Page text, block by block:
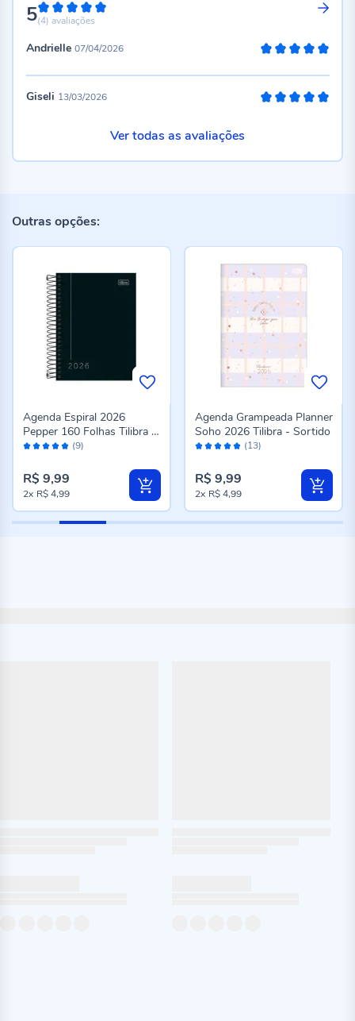
5100%
(4) avaliações
Andrielle 07/04/2026
Giseli 13/03/2026
Ver todas as avaliações
Outras opções:
Avaliação: (9)
Agenda Espiral 2026
Pepper 160 Folhas Tilibra -
Preto
R$ 9,99
2x R$ 4,99
Avaliação: (13)
Agenda Grampeada Planner
Soho 2026 Tilibra - Sortido
R$ 9,99
2x R$ 4,99